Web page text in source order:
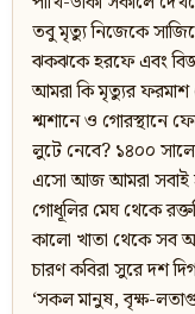
তবু মৃত্যু নিজেকে
ঝকঝকে হরফে এবং
আমরা কি মৃত্যুর ফরমাশ
শ্মশানে ও গোরস্থানে
লুটে নেবে? ১৪০০
এসো আজ আমরা সবাই
গোধূলির মেঘ থেকে
কালো খাতা থেকে সব
চারণ কবিরা সুরে দশ
‘সকল মানুষ, বৃক্ষ-